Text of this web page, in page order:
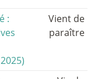
:
Vient de
paraître